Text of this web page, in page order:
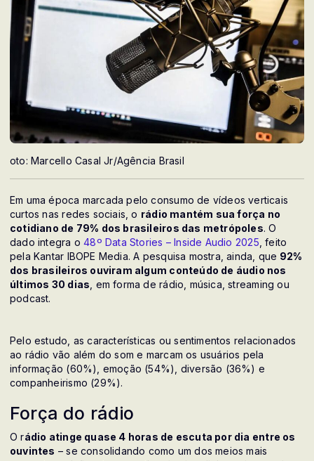
oto: Marcello Casal Jr/Agência Brasil
Em uma época marcada pelo consumo de vídeos verticais
curtos nas redes sociais, o rádio mantém sua força no
cotidiano de 79% dos brasileiros das metrópoles. O
dado integra o48º Data Stories – Inside Audio 2025 , feito
pela Kantar IBOPE Media. A pesquisa mostra, ainda, que 92%
dos brasileiros ouviram algum conteúdo de áudio nos
últimos 30 dias , em forma de rádio, música, streaming ou
podcast.
Pelo estudo, as características ou sentimentos relacionados
ao rádio vão além do som e marcam os usuários pela
informação (60%), emoção (54%), diversão (36%) e
companheirismo (29%).
Força do rádio
O rádio atinge quase 4 horas de escuta por dia entre os
ouvintes – se consolidando como um dos meios mais